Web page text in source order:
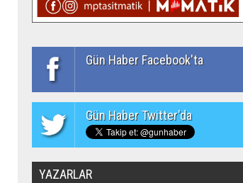
Gün Haber Facebook'ta
Gün Haber Twitter'da
YAZARLAR